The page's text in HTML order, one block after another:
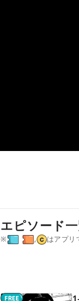
エピソード
※ , はアプリ